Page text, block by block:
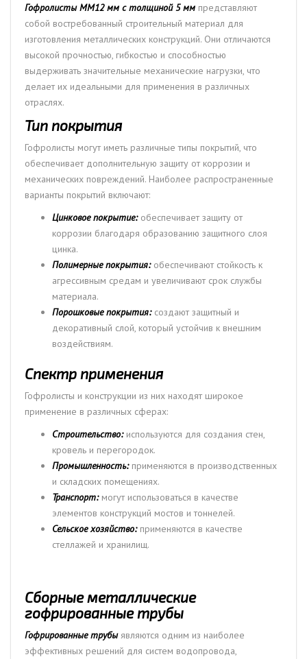
Гофролисты ММ12 мм с толщиной 5 мм представляют
собой востребованный строительный материал для
изготовления металлических конструкций. Они отличаются
высокой прочностью, гибкостью и способностью
выдерживать значительные механические нагрузки, что
делает их идеальными для применения в различных
отраслях.
Тип покрытия
Гофролисты могут иметь различные типы покрытий, что
обеспечивает дополнительную защиту от коррозии и
механических повреждений. Наиболее распространенные
варианты покрытий включают:
Цинковое покрытие: обеспечивает защиту от
коррозии благодаря образованию защитного слоя
цинка.
Полимерные покрытия:обеспечивают стойкость к
агрессивным средам и увеличивают срок службы
материала.
Порошковые покрытия:создают защитный и
декоративный слой, который устойчив к внешним
воздействиям.
Спектр применения
Гофролисты и конструкции из них находят широкое
применение в различных сферах:
Строительство:используются для создания стен,
кровель и перегородок.
Промышленность: применяются в производственных
и складских помещениях.
Транспорт:могут использоваться в качестве
элементов конструкций мостов и тоннелей.
Сельское хозяйство:применяются в качестве
стеллажей и хранилищ.
Сборные металлические
гофрированные трубы
Гофрированные трубы являются одним из наиболее
эффективных решений для систем водопровода,